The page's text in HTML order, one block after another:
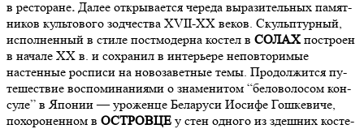
в ресторане. Да­лее от­кры­ва­ет­ся че­ре­да вы­ра­зи­тель­ных па­мят­
ни­ков культо­во­го зод­че­ства XVII-XX ве­ков. Скульп­тур­ный,
ис­пол­нен­ный в сти­ле пост­мо­дер­на ко­стел в СОЛАХ постро­ен
в на­ча­ле XX в. и сохранил в интерьере не­по­вто­ри­мые
настенные рос­пи­си на новозаветные темы. Про­дол­жится пу­
те­ше­ствие вос­по­ми­на­ни­я­ми о зна­ме­ни­том “беловолосом кон­
су­ле” в Япо­нии — уро­жен­це Бе­ла­ру­си Иоси­фе Гош­ке­ви­че,
похороненном в ОСТРОВЦЕ у стен од­но­го из здеш­них ко­сте­